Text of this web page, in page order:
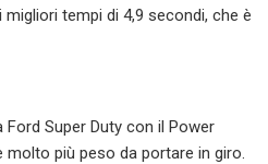
tempi di 4,9 secondi, che è
Super Duty con il Power
più peso da portare in giro.